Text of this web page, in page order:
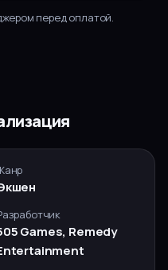
перед оплатой.
Games, Remedy